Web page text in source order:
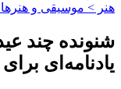
هنر > موسیقی و
شنونده چند
یادنامه‌ای